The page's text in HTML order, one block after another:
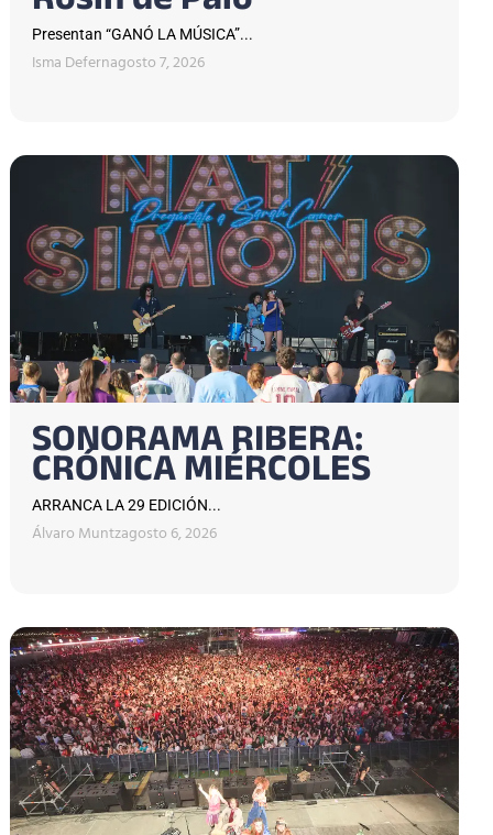
Presentan “GANÓ LA MÚSICA”...
Isma Defernagosto 7, 2026
SONORAMA RIBERA:
CRÓNICA MIÉRCOLES
ARRANCA LA 29 EDICIÓN...
Álvaro Muntzagosto 6, 2026